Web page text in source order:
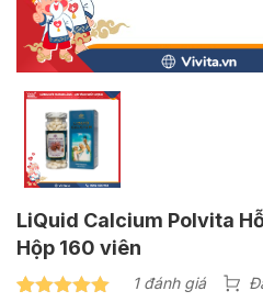
LiQuid Calcium Polvita
Hộp 160 viên
1 đánh giá